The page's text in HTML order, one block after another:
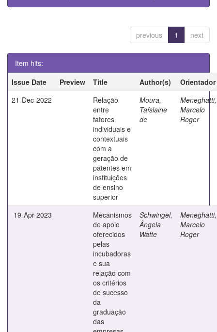
previous 1 next
Item hits:
Issue Date
Preview Title Author(s)
Orientador
21-Dec-2022
Relação
entre
fatores
individuais e
contextuais
com a
geração de
patentes em
instituições
de ensino
superior
Moura,
Taíslaine
de
Meneghatti,
Marcelo
Roger
19-Apr-2023
Mecanismos
de apoio
oferecidos
pelas
incubadoras
e sua
relação com
os critérios
de sucesso
da
graduação
das
Schwingel,
Ângela
Watte
Meneghatti,
Marcelo
Roger